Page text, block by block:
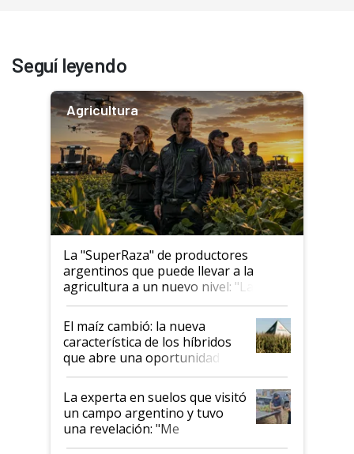
Seguí leyendo
Agricultura
La "SuperRaza" de productores
argentinos que puede llevar a la
agricultura a un nuevo nivel: "Las
posibilidades de crecimiento son
infinitas"
El maíz cambió: la nueva
característica de los híbridos
que abre una oportunidad en
el lote
La experta en suelos que visitó
un campo argentino y tuvo
una revelación: "Me
impresionó mucho"